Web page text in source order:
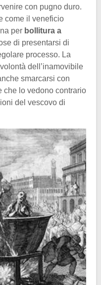
con pugno duro.
come il veneficio
per bollitura a
di presentarsi di
processo. La
dell’inamovibile
smarcarsi con
che lo vedono contrario
del vescovo di